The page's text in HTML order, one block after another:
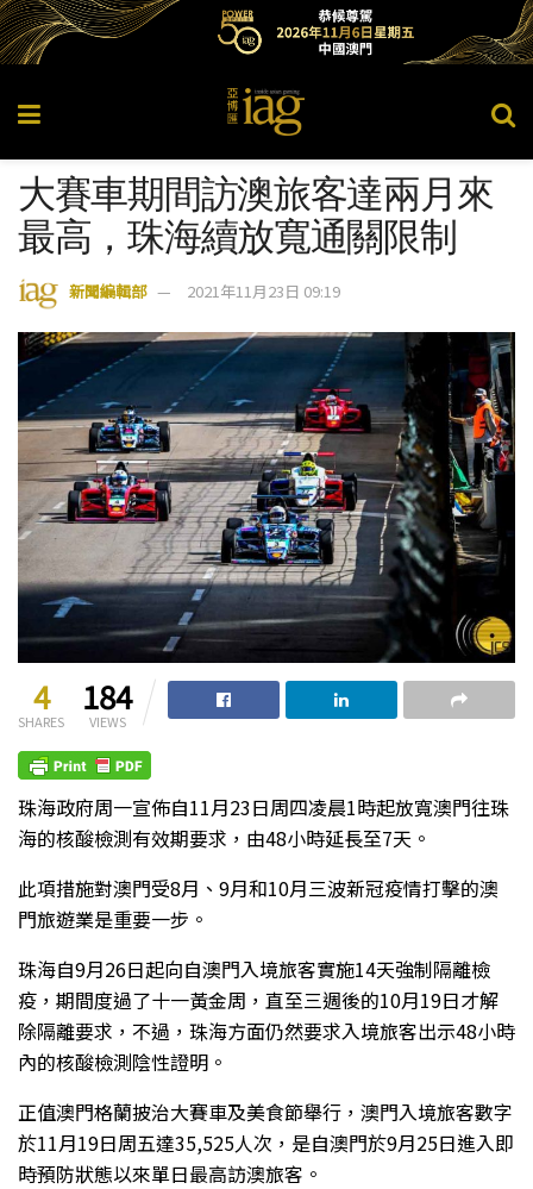
大賽車期間訪澳旅客達兩月來
最高，珠海續放寬通關限制
新聞編輯部 2021年11月23日 09:19
4
SHARES
184
VIEWS
珠海政府周一宣佈自11月23日周四凌晨1時起放寬澳門往珠
海的核酸檢測有效期要求，由48小時延長至7天。
此項措施對澳門受8月、9月和10月三波新冠疫情打擊的澳
門旅遊業是重要一步。
珠海自9月26日起向自澳門入境旅客實施14天強制隔離檢
疫，期間度過了十一黃金周，直至三週後的10月19日才解
除隔離要求，不過，珠海方面仍然要求入境旅客出示48小時
內的核酸檢測陰性證明。
正值澳門格蘭披治大賽車及美食節舉行，澳門入境旅客數字
於11月19日周五達35,525人次，是自澳門於9月25日進入即
時預防狀態以來單日最高訪澳旅客。